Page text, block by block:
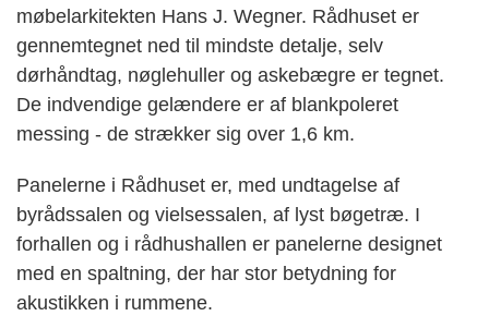
møbelarkitekten Hans J. Wegner. Rådhuset er
gennemtegnet ned til mindste detalje, selv
dørhåndtag, nøglehuller og askebægre er tegnet.
De indvendige gelændere er af blankpoleret
messing - de strækker sig over 1,6 km.
Panelerne i Rådhuset er, med undtagelse af
byrådssalen og vielsessalen, af lyst bøgetræ. I
forhallen og i rådhushallen er panelerne designet
med en spaltning, der har stor betydning for
akustikken i rummene.